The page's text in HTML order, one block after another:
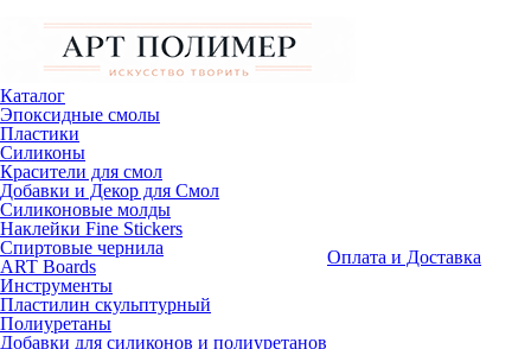
Каталог
Эпоксидные смолы
Пластики
Силиконы
Красители для смол
Добавки и Декор для Смол
Силиконовые молды
Наклейки Fine Stickers
Спиртовые чернила
ART Boards
Инструменты
Пластилин скульптурный
Полиуретаны
Добавки для силиконов и полиуретанов
Оплата и Доставка